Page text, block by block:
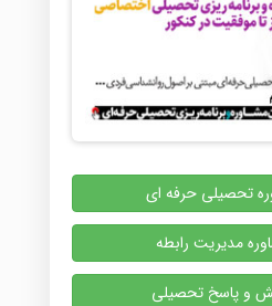
تحصیلی حرفه ای
مدیریت رابطه
و پاسخ تحصیلی